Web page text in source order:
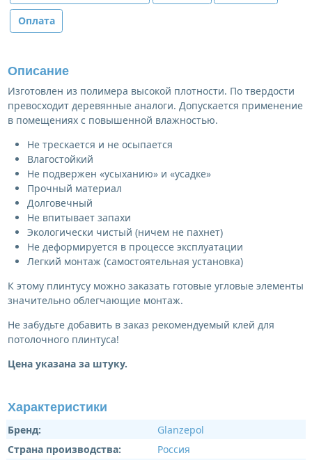
Оплата
Описание
Изготовлен из полимера высокой плотности. По твердости
превосходит деревянные аналоги. Допускается применение
в помещениях с повышенной влажностью.
Не трескается и не осыпается
Влагостойкий
Не подвержен «усыханию» и «усадке»
Прочный материал
Долговечный
Не впитывает запахи
Экологически чистый (ничем не пахнет)
Не деформируется в процессе эксплуатации
Легкий монтаж (самостоятельная установка)
К этому плинтусу можно заказать готовые угловые элементы
значительно облегчающие монтаж.
Не забудьте добавить в заказ рекомендуемый клей для
потолочного плинтуса!
Цена указана за штуку.
Характеристики
Бренд:
Glanzepol
Страна производства:
Россия